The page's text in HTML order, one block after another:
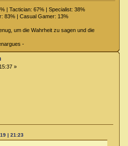
| Tactician: 67% | Specialist: 38%
| Casual Gamer: 13%
um die Wahrheit zu sagen und die
-
»
| 21:23